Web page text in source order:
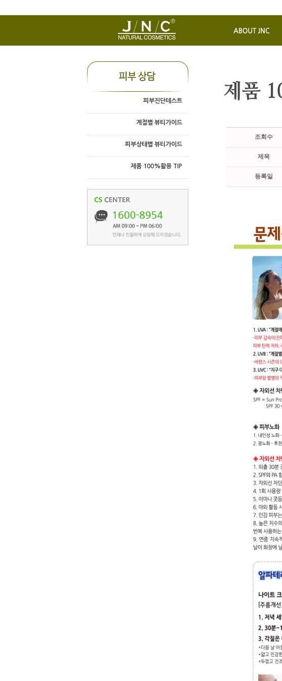
피부진단테스트
계절별 뷰티가이드
피부상태별 뷰티가이드
제품 100%활용 TIP
조회수
제목
등록일